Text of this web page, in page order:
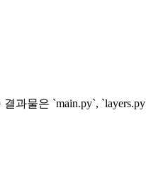
물은 `main.py`,